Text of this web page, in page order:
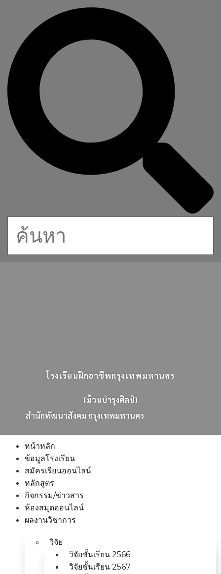
โรงเรียนฝึกอาชีพกรุงเทพมหานคร
(ม้วนบำรุงศิลป์)
สนกพฒนาสงคม กรงเทพมหานคร
หน้าหลัก
ข้อมูลโรงเรียน
สมัครเรียนออนไลน์
หลักสูตร
กิจกรรม/ข่าวสาร
ห้องสมุดออนไลน์
ผลงานวิชาการ
วิจัย
วิจัยชั้นเรียน 2566
วิจัยชั้นเรียน 2567